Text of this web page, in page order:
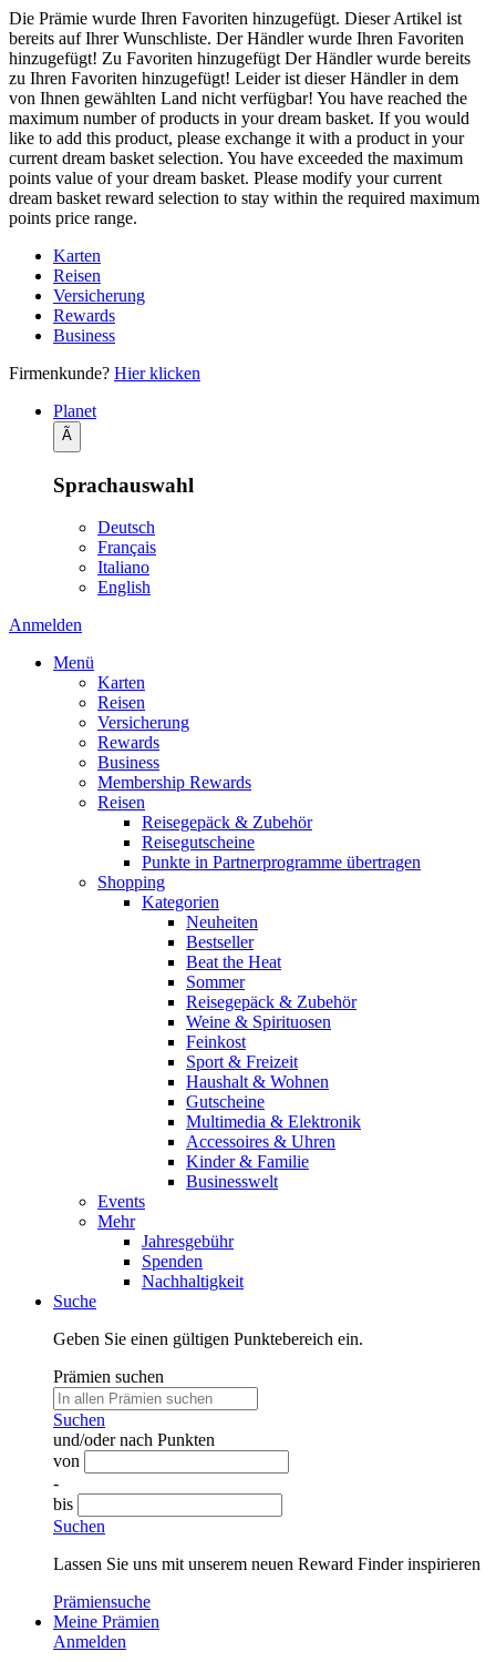
Die Prämie wurde Ihren Favoriten hinzugefügt. Dieser Artikel ist
bereits auf Ihrer Wunschliste. Der Händler wurde Ihren Favoriten
hinzugefügt! Zu Favoriten hinzugefügt Der Händler wurde bereits
zu Ihren Favoriten hinzugefügt! Leider ist dieser Händler in dem
von Ihnen gewählten Land nicht verfügbar! You have reached the
maximum number of products in your dream basket. If you would
like to add this product, please exchange it with a product in your
current dream basket selection. You have exceeded the maximum
points value of your dream basket. Please modify your current
dream basket reward selection to stay within the required maximum
points price range.
Karten
Reisen
Versicherung
Rewards
Business
Firmenkunde? Hier klicken
Planet
Ã
Sprachauswahl
Deutsch
Français
Italiano
English
Anmelden
Menü
Karten
Reisen
Versicherung
Rewards
Business
Membership Rewards
Reisen
Reisegepäck & Zubehör
Reisegutscheine
Punkte in Partnerprogramme übertragen
Shopping
Kategorien
Neuheiten
Bestseller
Beat the Heat
Sommer
Reisegepäck & Zubehör
Weine & Spirituosen
Feinkost
Sport & Freizeit
Haushalt & Wohnen
Gutscheine
Multimedia & Elektronik
Accessoires & Uhren
Kinder & Familie
Businesswelt
Events
Mehr
Jahresgebühr
Spenden
Nachhaltigkeit
Suche
Geben Sie einen gültigen Punktebereich ein.
Prämien suchen
Suchen
und/oder nach Punkten
von
-
bis
Suchen
Lassen Sie uns mit unserem neuen Reward Finder inspirieren
Prämiensuche
Meine Prämien
Anmelden